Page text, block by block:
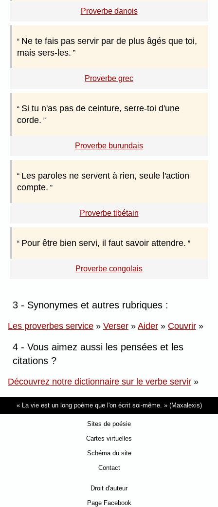
Proverbe danois
Ne te fais pas servir par de plus âgés que toi,
mais sers-les.
Proverbe grec
Si tu n'as pas de ceinture, serre-toi d'une
corde.
Proverbe burundais
Les paroles ne servent à rien, seule l'action
compte.
Proverbe tibétain
Pour être bien servi, il faut savoir attendre.
Proverbe congolais
3 - Synonymes et autres rubriques :
Les proverbes service » Verser » Aider » Couvrir »
4 - Vous aimez aussi les pensées et les
citations ?
Découvrez notre dictionnaire sur le verbe servir »
La vie est un long poème que l'on écrit soi-même. (Maxalexis)
Sites de poésie
Cartes virtuelles
Schéma du site
Contact
Droit d'auteur
Page Facebook